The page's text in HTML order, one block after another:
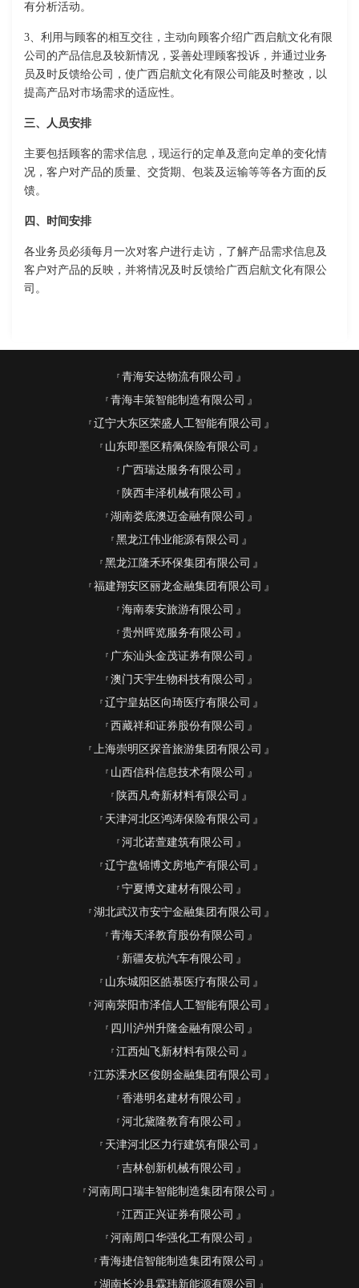
有分析活动。
3、利用与顾客的相互交往，主动向顾客介绍广西启航文化有限
公司的产品信息及较新情况，妥善处理顾客投诉，并通过业务
员及时反馈给公司，使广西启航文化有限公司能及时整改，以
提高产品对市场需求的适应性。
三、人员安排
主要包括顾客的需求信息，现运行的定单及意向定单的变化情
况，客户对产品的质量、交货期、包装及运输等等各方面的反
馈。
四、时间安排
各业务员必须每月一次对客户进行走访，了解产品需求信息及
客户对产品的反映，并将情况及时反馈给广西启航文化有限公
司。
青海安达物流有限公司
青海丰策智能制造有限公司
辽宁大东区荣盛人工智能有限公司
山东即墨区精佩保险有限公司
广西瑞达服务有限公司
陕西丰泽机械有限公司
湖南娄底澳迈金融有限公司
黑龙江伟业能源有限公司
黑龙江隆禾环保集团有限公司
福建翔安区丽龙金融集团有限公司
海南泰安旅游有限公司
贵州晖览服务有限公司
广东汕头金茂证券有限公司
澳门天宇生物科技有限公司
辽宁皇姑区向琦医疗有限公司
西藏祥和证券股份有限公司
上海崇明区探音旅游集团有限公司
山西信科信息技术有限公司
陕西凡奇新材料有限公司
天津河北区鸿涛保险有限公司
河北诺萱建筑有限公司
辽宁盘锦博文房地产有限公司
宁夏博文建材有限公司
湖北武汉市安宁金融集团有限公司
青海天泽教育股份有限公司
新疆友杭汽车有限公司
山东城阳区皓慕医疗有限公司
河南荥阳市泽信人工智能有限公司
四川泸州升隆金融有限公司
江西灿飞新材料有限公司
江苏溧水区俊朗金融集团有限公司
香港明名建材有限公司
河北黛隆教育有限公司
天津河北区力行建筑有限公司
吉林创新机械有限公司
河南周口瑞丰智能制造集团有限公司
江西正兴证券有限公司
河南周口华强化工有限公司
青海捷信智能制造集团有限公司
湖南长沙县霖玮新能源有限公司